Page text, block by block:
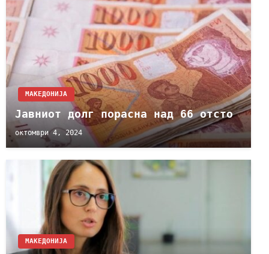
МАКЕДОНИЈА
Јавниот долг порасна над 66 отсто
октомври 4, 2024
МАКЕДОНИЈА